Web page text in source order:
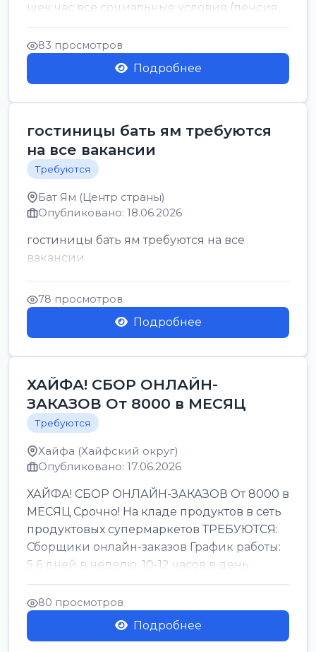
шек час все социальные условия (пенсия,
керен ишт...
83 просмотров
Подробнее
гостиницы бать ям требуются
на все вакансии
Требуются
Бат Ям (Центр страны)
Опубликовано: 18.06.2026
гостиницы бать ям требуются на все
вакансии
78 просмотров
Подробнее
ХАЙФА! СБОР ОНЛАЙН-
ЗАКАЗОВ От 8000 в МЕСЯЦ
Требуются
Хайфа (Хайфский округ)
Опубликовано: 17.06.2026
ХАЙФА! СБОР ОНЛАЙН-ЗАКАЗОВ От 8000 в
МЕСЯЦ Срочно! На кладе продуктов в сеть
продуктовых супермаркетов ТРЕБУЮТСЯ:
Сборщики онлайн-заказов График работы:
5 6 дней в неделю, 10-12 часов в день.
Колле ОП...
80 просмотров
Подробнее